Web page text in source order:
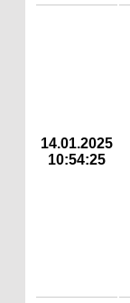
14.01.2025
10:54:25